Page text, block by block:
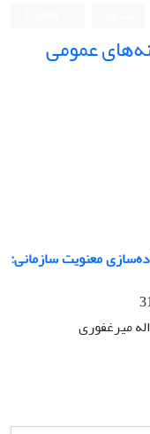
عمومی
معنویت سازمانی:
میرغفوری